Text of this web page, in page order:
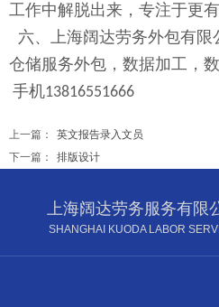
工作中解脱出来，专注于更
六、上海阔达劳务外包有限
仓储服务外包，数据加工，
手机13816551666
上一篇：
英文报告录入文员
下一篇：
排版设计
SHANGHAI KUODA LABOR
上海阔达劳务服务有限